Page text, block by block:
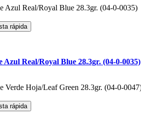
rápida
Real/Royal Blue 28.3gr. (04-0-0035)
rápida